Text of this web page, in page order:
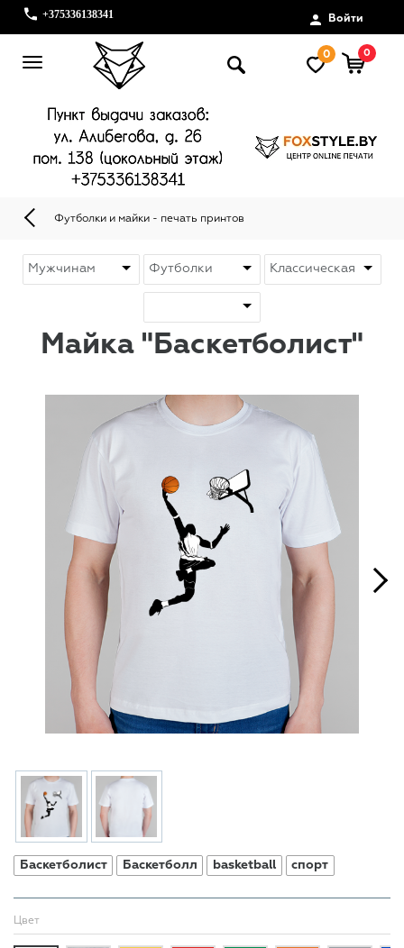
+375336138341 Войти
0 0
Футболки и майки - печать принтов
Майка "Баскетболист"
Баскетболист Баскетболл basketball спорт
Цвет